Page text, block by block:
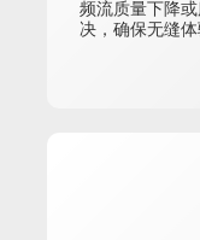
频流质量下降
决，确保无缝体